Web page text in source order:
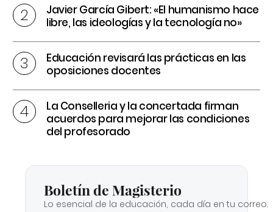
Javier García Gibert: «El humanismo hace
libre, las ideologías y la tecnología no»
Educación revisará las prácticas en las
oposiciones docentes
La Conselleria y la concertada firman
acuerdos para mejorar las condiciones
del profesorado
Boletín de Magisterio
Lo esencial de la educación, cada día en tu correo.